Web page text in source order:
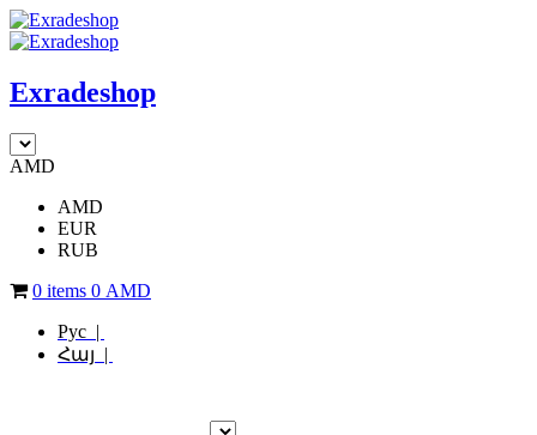
Exradeshop
AMD
AMD
EUR
RUB
0 items 0 AMD
Рус |
Հայ |